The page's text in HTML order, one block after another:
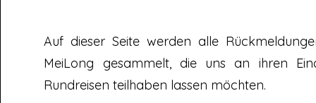
Auf dieser Seite werden alle
MeiLong gesammelt, die uns an ihren
Rundreisen teilhaben lassen möchten.